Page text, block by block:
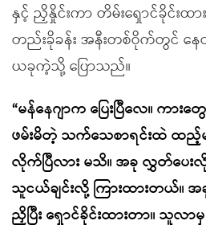
နှင့် ညှိနှိုင်းကာ တိမ်းရှောင်ခိုင်းထား
တည်းခိုခန်း အနီးတစ်ဝိုက်တွင် န
ယခုကဲ့သို့ ပြောသည်။
“မန်နေဂျာက ပြေးပြီလေ။ က
ဖမ်းမိတဲ့ သက်သေစာရင်းထဲ ထည့်မ
လိုက်ပြီလား မသိ။ အခု လွှတ်ပေ
သူငယ်ချင်းလို့ ကြားထားတယ်။ အ
ညှိပြီး ရှောင်ခိုင်းထားတာ။ သူလာ